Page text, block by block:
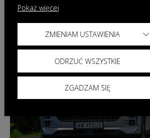
Pokaż więcej
ZMIENIAM USTAWIENIA
ODRZUĆ WSZYSTKIE
ZGADZAM SIĘ